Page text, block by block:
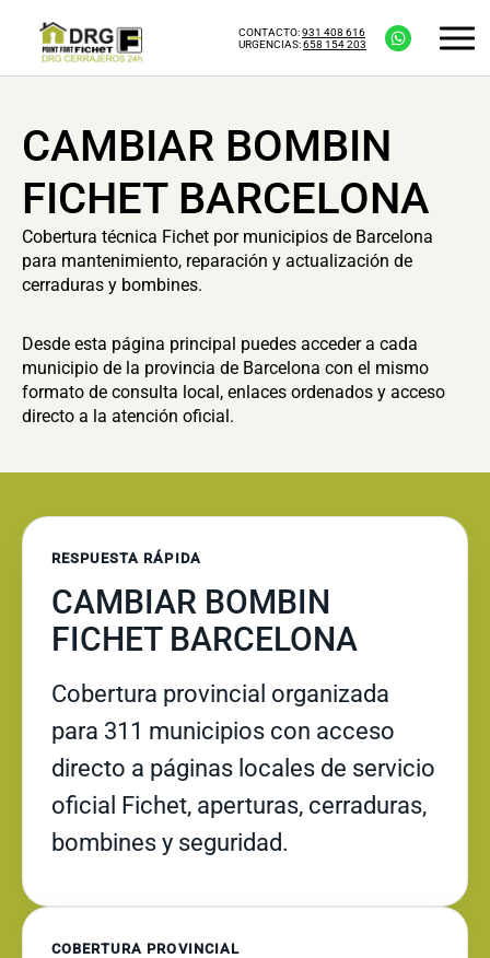
CONTACTO:931 408 616
URGENCIAS:658 154 203
CAMBIAR BOMBIN
FICHET BARCELONA
Cobertura técnica Fichet por municipios de Barcelona
para mantenimiento, reparación y actualización de
cerraduras y bombines.
Desde esta página principal puedes acceder a cada
municipio de la provincia de Barcelona con el mismo
formato de consulta local, enlaces ordenados y acceso
directo a la atención oficial.
RESPUESTA RÁPIDA
CAMBIAR BOMBIN
FICHET BARCELONA
Cobertura provincial organizada
para 311 municipios con acceso
directo a páginas locales de servicio
oficial Fichet, aperturas, cerraduras,
bombines y seguridad.
COBERTURA PROVINCIAL